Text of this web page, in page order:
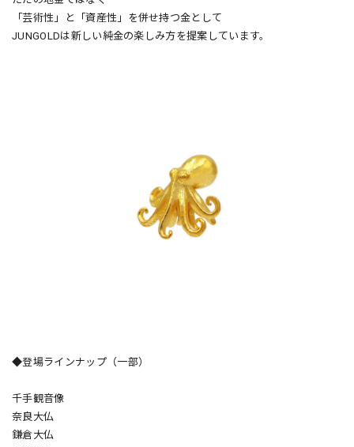
「芸術性」と「資産性」を併せ持つ金として
JUNGOLDは新しい純金の楽しみ方を提案しています。
◆登場ラインナップ（一部）
千手観音像
奈良大仏
鎌倉大仏